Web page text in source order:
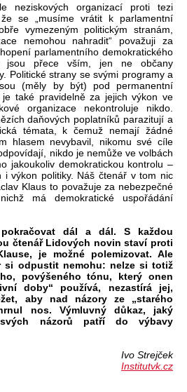
neziskových organizací proti tezi
se „musíme vrátit k parlamentní
vymezeným politickým stranám,
nemohou nahradit“ považuji za
parlamentního demokratického
jsou přece vším, jen ne občany
Politické strany se svými programy a
(měly by být) pod permanentní
také pravidelně za jejich výkon ve
organizace nekontroluje nikdo.
daňových poplatníků parazitují a
témata, k čemuž nemají žádné
hlasem nevybavil, nikomu své cíle
nikdo je nemůže ve volbách
jakoukoliv demokratickou kontrolu –
i výkon politiky. Náš čtenář v tom nic
Klaus to považuje za nebezpečné
má demokratické uspořádání
dál a dál. S každou
čtenář Lidových novin staví proti
je možné polemizovat. Ale
si odpustit nemohu: nelze si totiž
povýšeného tónu, který onen
doby“ používá, nezastírá jej,
aby nad názory ze „starého
nos. Výmluvný důkaz, jaký
názorů patří do výbavy
Ivo Strejček
Institutvk.cz